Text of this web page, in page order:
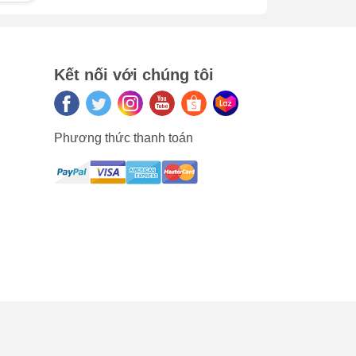
Kết nối với chúng tôi
Phương thức thanh toán